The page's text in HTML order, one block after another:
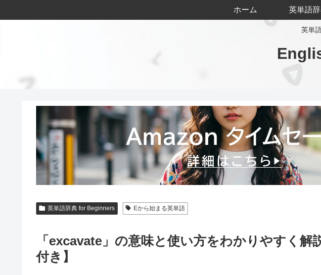
英単
ホーム
英単語辞典 for Beginners Eから始まる英単語
「excavate」の意味と使い方をわかりやすく解
付き】